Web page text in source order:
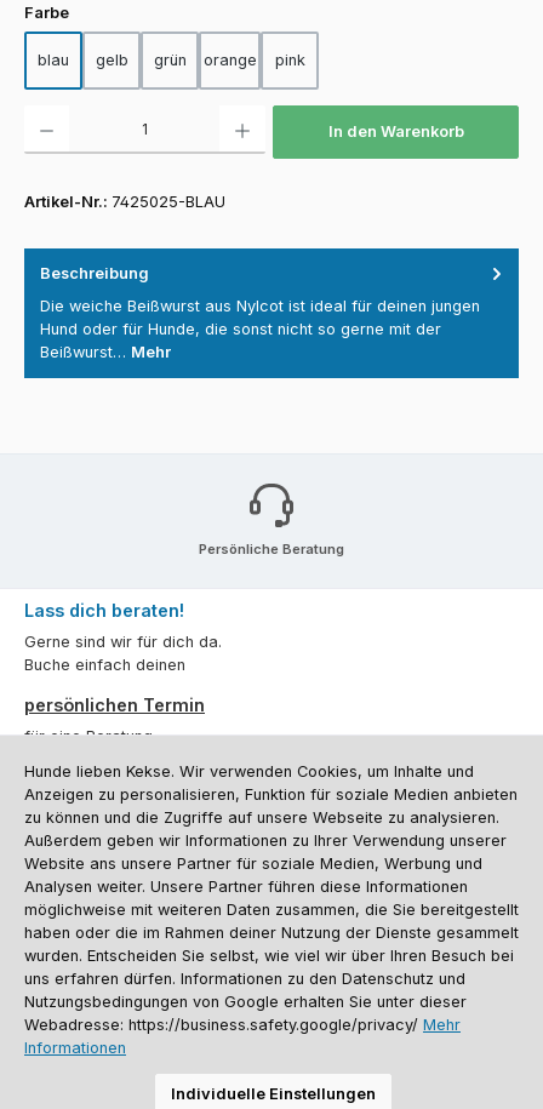
Farbeauswählen
blau gelb grün orange pink
In den Warenkorb
Artikel-Nr.: 7425025-BLAU
Beschreibung
Die weiche Beißwurst aus Nylcot ist ideal für deinen jungen
Hund oder für Hunde, die sonst nicht so gerne mit der
Beißwurst… Mehr
Persönliche Beratung
Lass dich beraten!
Gerne sind wir für dich da.
Buche einfach deinen
persönlichen Termin
für eine Beratung.
Oder über unserKontaktformular.
Vertrag widerrufen
Kundenservice
Informationen
Social Media und Kontakt
Versandinformationen
Batterieentsorgung
Warenrücksendung Sporthund Katalog
Hunde lieben Kekse. Wir verwenden Cookies, um Inhalte und
Anzeigen zu personalisieren, Funktion für soziale Medien anbieten
zu können und die Zugriffe auf unsere Webseite zu analysieren.
Außerdem geben wir Informationen zu Ihrer Verwendung unserer
Website ans unsere Partner für soziale Medien, Werbung und
Analysen weiter. Unsere Partner führen diese Informationen
möglichweise mit weiteren Daten zusammen, die Sie bereitgestellt
haben oder die im Rahmen deiner Nutzung der Dienste gesammelt
wurden. Entscheiden Sie selbst, wie viel wir über Ihren Besuch bei
uns erfahren dürfen. Informationen zu den Datenschutz und
Nutzungsbedingungen von Google erhalten Sie unter dieser
Webadresse: https://business.safety.google/privacy/ Mehr
Informationen
Individuelle Einstellungen